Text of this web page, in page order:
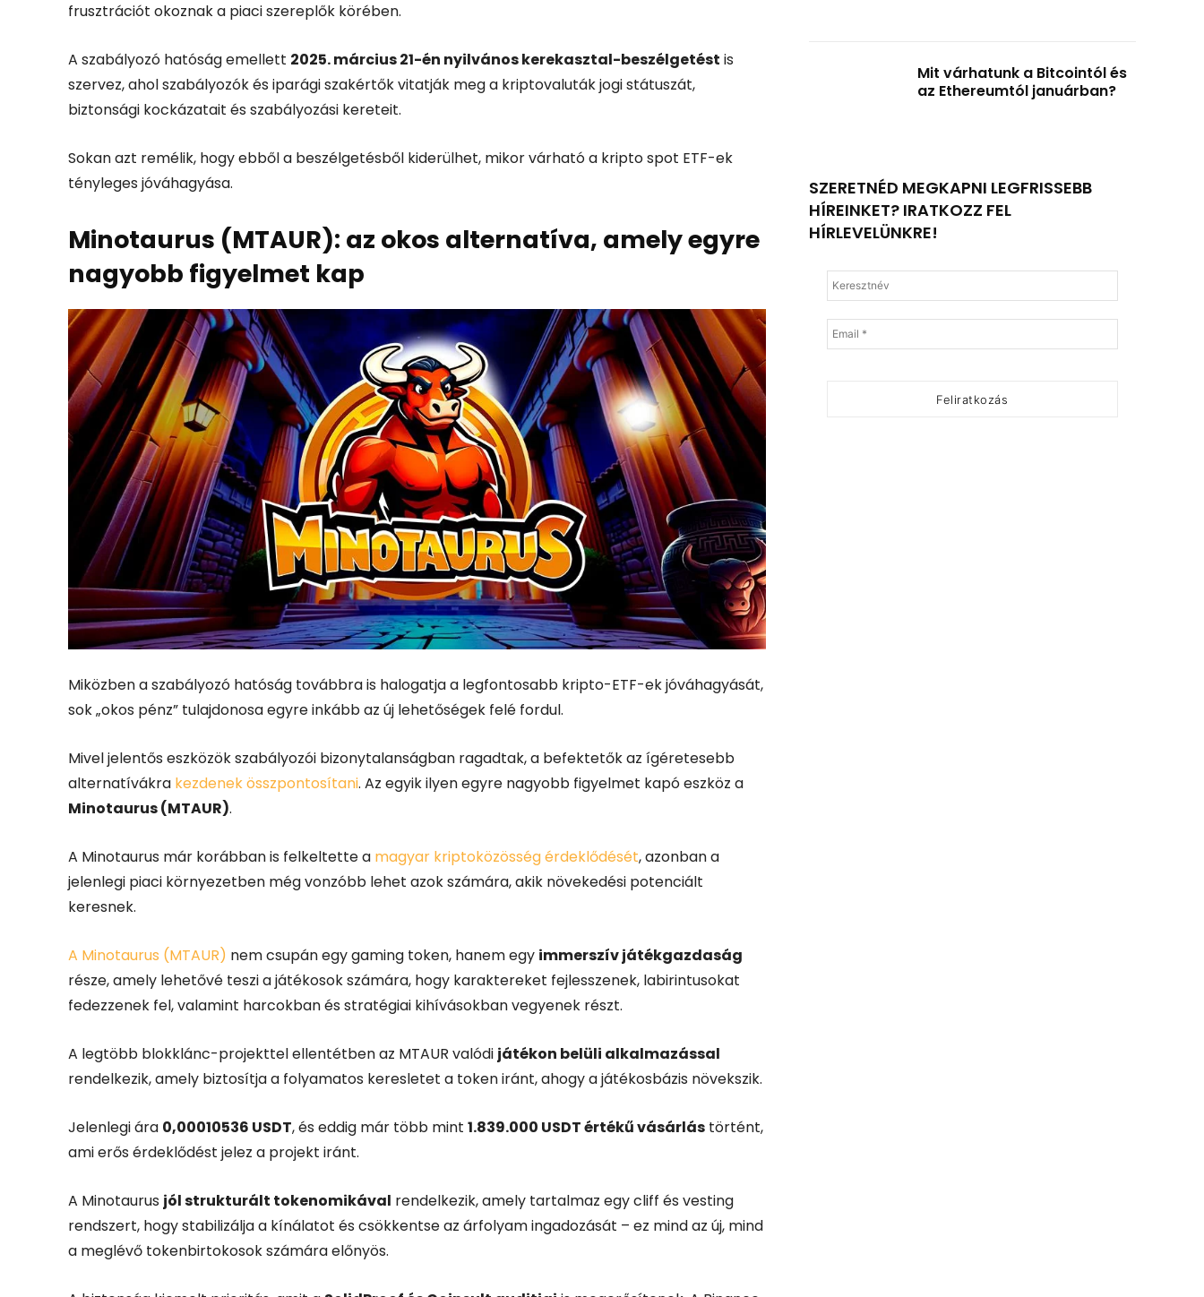
frusztrációt okoznak a piaci szereplők körében.
A szabályozó hatóság emellett 2025. március 21-én nyilvános kerekasztal-beszélgetést is
szervez, ahol szabályozók és iparági szakértők vitatják meg a kriptovaluták jogi státuszát,
biztonsági kockázatait és szabályozási kereteit.
Sokan azt remélik, hogy ebből a beszélgetésből kiderülhet, mikor várható a kripto spot ETF-ek
tényleges jóváhagyása.
Minotaurus (MTAUR): az okos alternatíva, amely egyre
nagyobb figyelmet kap
Miközben a szabályozó hatóság továbbra is halogatja a legfontosabb kripto-ETF-ek jóváhagyását,
sok „okos pénz” tulajdonosa egyre inkább az új lehetőségek felé fordul.
Mivel jelentős eszközök szabályozói bizonytalanságban ragadtak, a befektetők az ígéretesebb
alternatívákra kezdenek összpontosítani. Az egyik ilyen egyre nagyobb figyelmet kapó eszköz a
Minotaurus (MTAUR).
A Minotaurus már korábban is felkeltette a magyar kriptoközösség érdeklődését, azonban a
jelenlegi piaci környezetben még vonzóbb lehet azok számára, akik növekedési potenciált
keresnek.
A Minotaurus (MTAUR) nem csupán egy gaming token, hanem egy immerszív játékgazdaság
része, amely lehetővé teszi a játékosok számára, hogy karaktereket fejlesszenek, labirintusokat
fedezzenek fel, valamint harcokban és stratégiai kihívásokban vegyenek részt.
A legtöbb blokklánc-projekttel ellentétben az MTAUR valódi játékon belüli alkalmazással
rendelkezik, amely biztosítja a folyamatos keresletet a token iránt, ahogy a játékosbázis növekszik.
Jelenlegi ára 0,00010536 USDT, és eddig már több mint 1.839.000 USDT értékű vásárlás történt,
ami erős érdeklődést jelez a projekt iránt.
A Minotaurus jól strukturált tokenomikával rendelkezik, amely tartalmaz egy cliff és vesting
rendszert, hogy stabilizálja a kínálatot és csökkentse az árfolyam ingadozását – ez mind az új, mind
a meglévő tokenbirtokosok számára előnyös.
Mit várhatunk a Bitcointól és
az Ethereumtól januárban?
SZERETNÉD MEGKAPNI LEGFRISSEBB
HÍREINKET? IRATKOZZ FEL
HÍRLEVELÜNKRE!